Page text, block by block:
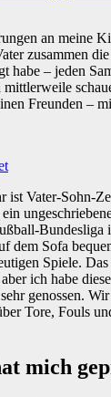
an meine
zusammen
habe – jeden
Freunden –
ist Vater-Sohn-
Bundesliga
dem Sofa
Spiele.
ich habe
genossen.
Tore, Fouls
mich